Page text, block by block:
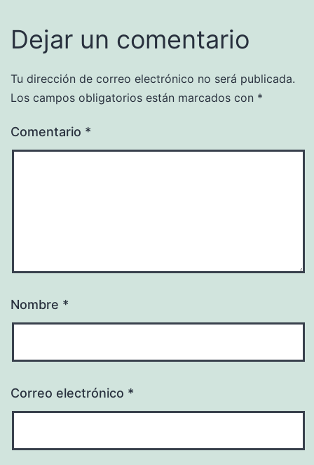
Dejar un comentario
Tu dirección de correo electrónico no será publicada.
Los campos obligatorios están marcados con *
Comentario *
Nombre *
Correo electrónico *